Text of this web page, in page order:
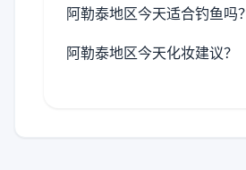
阿勒泰地区今天适合钓鱼吗？
阿勒泰地区今天化妆建议？